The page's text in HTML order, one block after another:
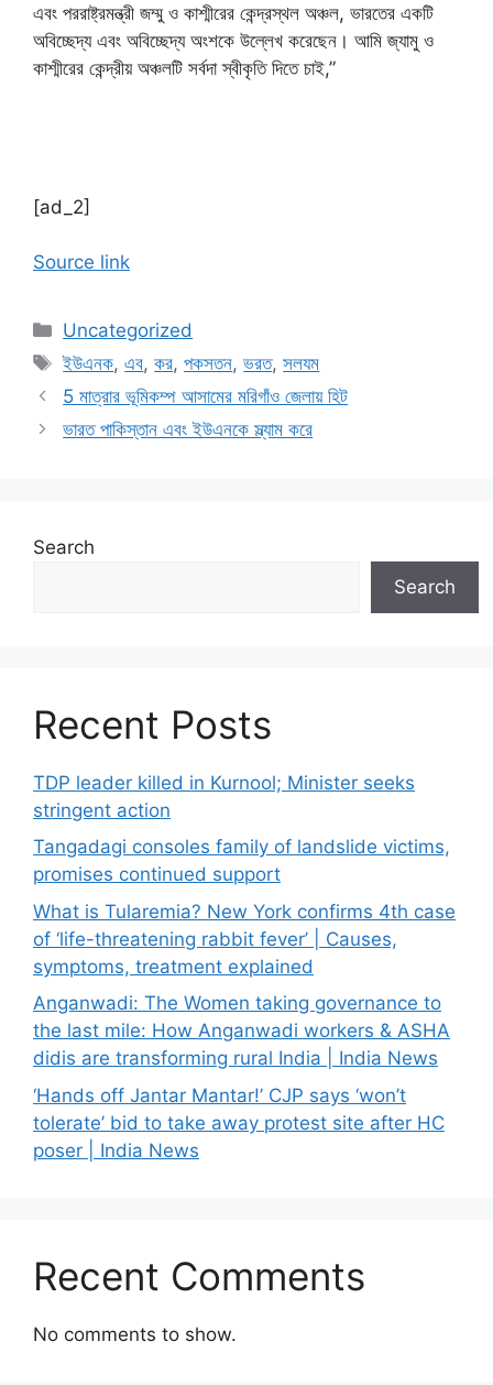
এবং পররাষ্ট্রমন্ত্রী জম্মু ও কাশ্মীরের কেন্দ্রস্থল অঞ্চল, ভারতের একটি
অবিচ্ছেদ্য এবং অবিচ্ছেদ্য অংশকে উল্লেখ করেছেন। আমি জ্যামু ও
কাশ্মীরের কেন্দ্রীয় অঞ্চলটি সর্বদা স্বীকৃতি দিতে চাই,”
[ad_2]
Source link
Categories
Uncategorized
Tags
ইউএনক,এব,কর,পকসতন,ভরত,সলযম
5 মাত্রার ভূমিকম্প আসামের মরিগাঁও জেলায় হিট
ভারত পাকিস্তান এবং ইউএনকে স্ল্যাম করে
Search
Search
Recent Posts
TDP leader killed in Kurnool; Minister seeks
stringent action
Tangadagi consoles family of landslide victims,
promises continued support
What is Tularemia? New York confirms 4th case
of ‘life-threatening rabbit fever’ | Causes,
symptoms, treatment explained
Anganwadi: The Women taking governance to
the last mile: How Anganwadi workers & ASHA
didis are transforming rural India | India News
‘Hands off Jantar Mantar!’ CJP says ‘won’t
tolerate’ bid to take away protest site after HC
poser | India News
Recent Comments
No comments to show.